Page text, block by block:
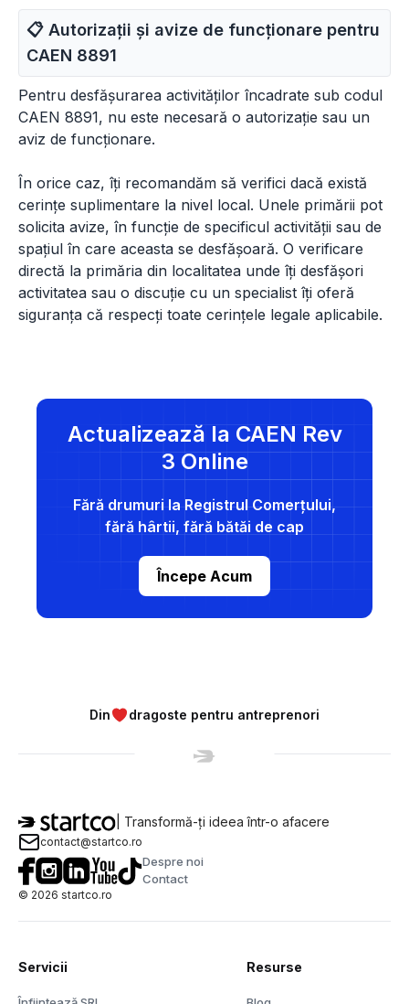
📋 Autorizații și avize de funcționare pentru
CAEN 8891
Pentru desfășurarea activităților încadrate sub codul
CAEN 8891, nu este necesară o autorizație sau un
aviz de funcționare.
În orice caz, îți recomandăm să verifici dacă există
cerințe suplimentare la nivel local. Unele primării pot
solicita avize, în funcție de specificul activității sau de
spațiul în care aceasta se desfășoară. O verificare
directă la primăria din localitatea unde îți desfășori
activitatea sau o discuție cu un specialist îți oferă
siguranța că respecți toate cerințele legale aplicabile.
Actualizează la CAEN Rev
3 Online
Fără drumuri la Registrul Comerțului,
fără hârtii, fără bătăi de cap
Începe Acum
Din dragoste pentru antreprenori
| Transformă-ți ideea într-o afacere
contact@startco.ro
Despre noi
Contact
© 2026 startco.ro
Servicii Resurse